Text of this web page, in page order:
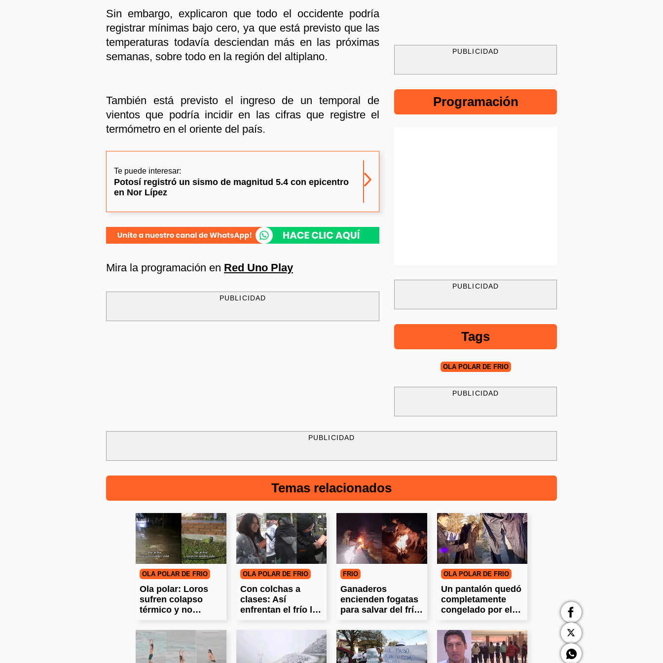
Sin embargo, explicaron que todo el occidente podría
registrar mínimas bajo cero, ya que está previsto que las
temperaturas todavía desciendan más en las próximas
semanas, sobre todo en la región del altiplano.
También está previsto el ingreso de un temporal de
vientos que podría incidir en las cifras que registre el
termómetro en el oriente del país.
Te puede interesar:
Potosí registró un sismo de magnitud 5.4 con epicentro
en Nor Lípez
Mira la programación en Red Uno Play
PUBLICIDAD
PUBLICIDAD
Programación
PUBLICIDAD
Tags
OLA POLAR DE FRÍO
PUBLICIDAD
PUBLICIDAD
Temas relacionados
OLA POLAR DE FRÍO
Ola polar: Loros
sufren colapso
térmico y no
Argentina
OLA POLAR DE FRÍO
Con colchas a
clases: Así
enfrentan el frío los
FRIO
Ganaderos
encienden fogatas
para salvar del frío
OLA POLAR DE FRÍO
Un pantalón quedó
completamente
congelado por el